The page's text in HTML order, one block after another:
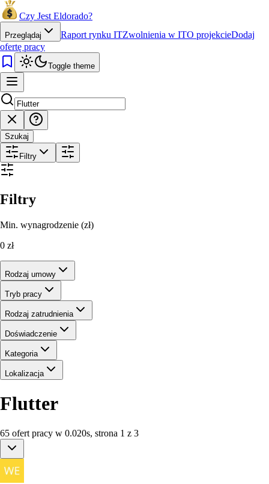
Czy Jest Eldorado?
Przeglądaj Raport rynku ITZwolnienia w ITO projekcieDodaj
ofertę pracy
Toggle theme
Szukaj
Filtry
Filtry
Min. wynagrodzenie (zł)
0 zł
Rodzaj umowy
Tryb pracy
Rodzaj zatrudnienia
Doświadczenie
Kategoria
Lokalizacja
Flutter
65 ofert pracy w 0.020s, strona 1 z 3